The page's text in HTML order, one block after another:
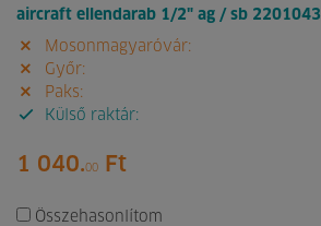
aircraft ellendarab 1/2" ag / sb 2201043
Mosonmagyaróvár:
Győr:
Paks:
Külső raktár:
1 040.00 Ft
Összehasonlítom